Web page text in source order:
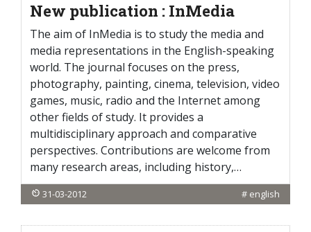
New publication : InMedia
The aim of InMedia is to study the media and
media representations in the English-speaking
world. The journal focuses on the press,
photography, painting, cinema, television, video
games, music, radio and the Internet among
other fields of study. It provides a
multidisciplinary approach and comparative
perspectives. Contributions are welcome from
many research areas, including history,…
31-03-2012 # english